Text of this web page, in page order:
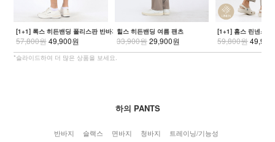
[1+1] 록스 히든밴딩 폴리스판 반바지
57,800원49,900원
힐스 히든밴딩 여름 팬츠
33,900원29,900원
[1+1] 홈스 린넨스판
59,800원49,900
*슬라이드하여 더 많은 상품을 보세요.
하의 PANTS
반바지 슬랙스 면바지 청바지 트레이닝/기능성